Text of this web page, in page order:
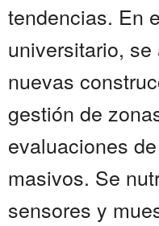
tendencias. En
universitario,
nuevas
gestión de
evaluaciones
masivos. Se
sensores y